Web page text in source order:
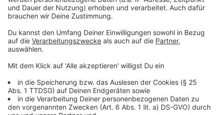
Freundlichkeit macht uns von allem frei und scheitert
nie.
Anzeige